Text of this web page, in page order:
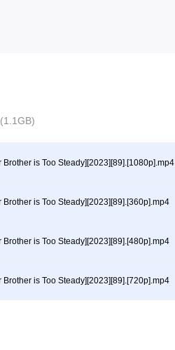
is Too Steady][2023][89].[1080p].mp4
is Too Steady][2023][89].[360p].mp4
is Too Steady][2023][89].[480p].mp4
is Too Steady][2023][89].[720p].mp4